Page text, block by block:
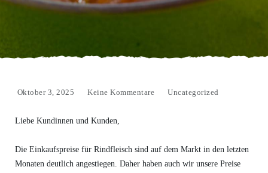
Oktober 3, 2025 Keine Kommentare Uncategorized
Liebe Kundinnen und Kunden,
Die Einkaufspreise für Rindfleisch sind auf dem Markt in den letzten
Monaten deutlich angestiegen. Daher haben auch wir unsere Preise